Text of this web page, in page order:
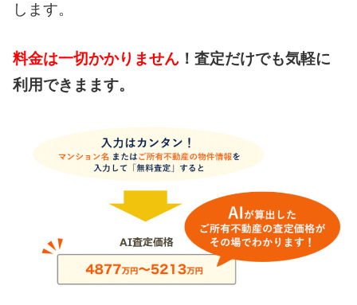
します。
料金は一切かかりません ！査定だけでも気軽に
利用できまます。